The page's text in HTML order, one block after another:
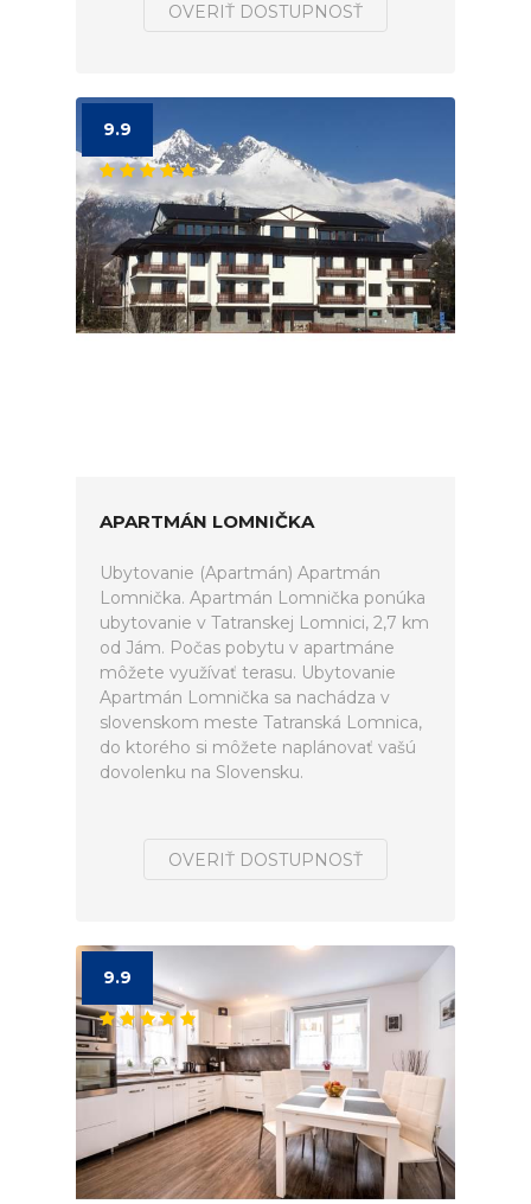
OVERIŤ DOSTUPNOSŤ
9.9
APARTMÁN LOMNIČKA
Ubytovanie (Apartmán) Apartmán
Lomnička. Apartmán Lomnička ponúka
ubytovanie v Tatranskej Lomnici, 2,7 km
od Jám. Počas pobytu v apartmáne
môžete využívať terasu. Ubytovanie
Apartmán Lomnička sa nachádza v
slovenskom meste Tatranská Lomnica,
do ktorého si môžete naplánovať vašú
dovolenku na Slovensku.
OVERIŤ DOSTUPNOSŤ
9.9